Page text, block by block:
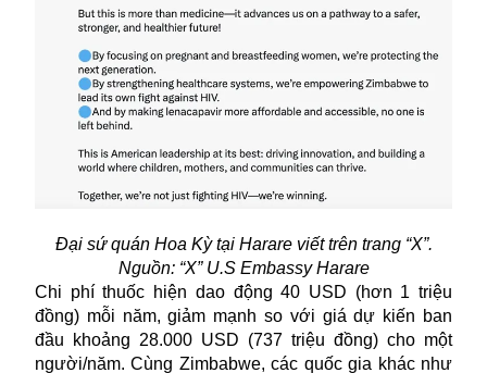
Đại sứ quán Hoa Kỳ tại Harare viết trên trang “X”.
Nguồn: “X” U.S Embassy Harare
Chi phí thuốc hiện dao động 40 USD (hơn 1 triệu
đồng) mỗi năm, giảm mạnh so với giá dự kiến ban
đầu khoảng 28.000 USD (737 triệu đồng) cho một
người/năm. Cùng Zimbabwe, các quốc gia khác như